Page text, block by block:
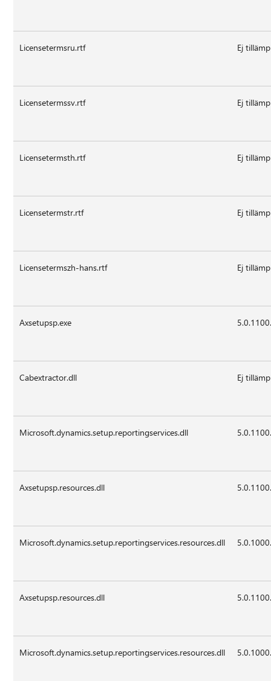
Licensetermsru.rtf Ej
Licensetermssv.rtf Ej
Licensetermsth.rtf Ej
Licensetermstr.rtf Ej
Licensetermszh-hans.rtf Ej
Axsetupsp.exe
Cabextractor.dll Ej
Microsoft.dynamics.setup.reportingservices.dll
Axsetupsp.resources.dll
Microsoft.dynamics.setup.reportingservices.resources.dll
Axsetupsp.resources.dll
Microsoft.dynamics.setup.reportingservices.resources.dll